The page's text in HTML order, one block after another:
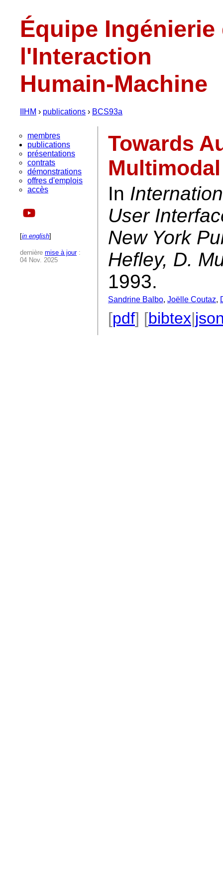
Équipe Ingénierie
l'Interaction
Humain-Machine
IIHM › publications › BCS93a
membres
publications
présentations
contrats
démonstrations
offres d'emplois
accès
[in english]
dernière mise à jour:
04 Nov. 2025
Towards
In
User
New York
Hefley, D.
1993.
Sandrine Balbo, Joëlle Coutaz,
[pdf] [bibtex|